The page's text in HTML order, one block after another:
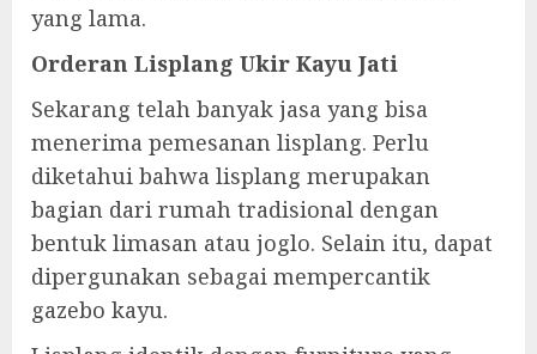
yang lama.
Orderan Lisplang Ukir Kayu Jati
Sekarang telah banyak jasa yang bisa
menerima pemesanan lisplang. Perlu
diketahui bahwa lisplang merupakan
bagian dari rumah tradisional dengan
bentuk limasan atau joglo. Selain itu, dapat
dipergunakan sebagai mempercantik
gazebo kayu.